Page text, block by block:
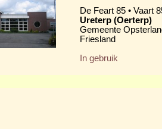
De Feart 85 • Vaart
Ureterp (Oerterp)
Gemeente
Friesland
In gebruik